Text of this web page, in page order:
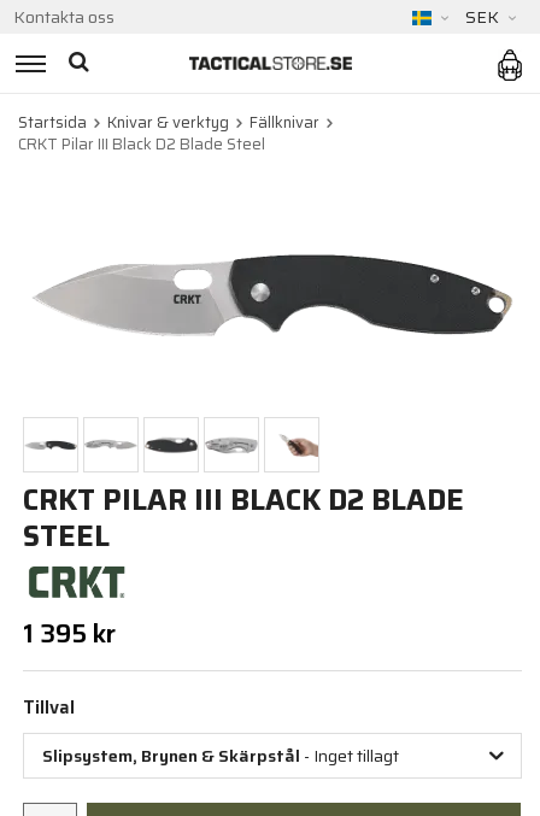
Kontakta oss SEK
Startsida Knivar & verktyg
Fällknivar
CRKT Pilar III Black D2 Blade Steel
CRKT PILAR III BLACK D2 BLADE
STEEL
1 395 kr
Tillval
Slipsystem, Brynen & Skärpstål - Inget tillagt